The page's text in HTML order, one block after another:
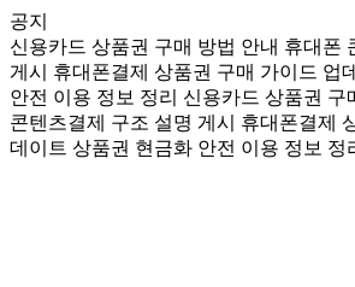
공지
신용카드 상품권 구매 방법 안내 휴대폰
게시
휴대폰결제 상품권 구매 가이드 업
안전 이용 정보 정리 신용카드 상품권 구
콘텐츠결제 구조 설명 게시
휴대폰결제
데이트 상품권 현금화 안전 이용 정보 정